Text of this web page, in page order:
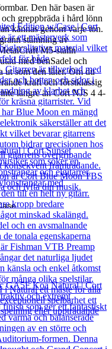
Den här basen är
greppbräda i hård lönn
kännas genom varje ton.
stämning av
M5-stalln
med benSadel och
ut som den låter. Om du
kraft och förstklassig
längre än Cort NJS 4 4-